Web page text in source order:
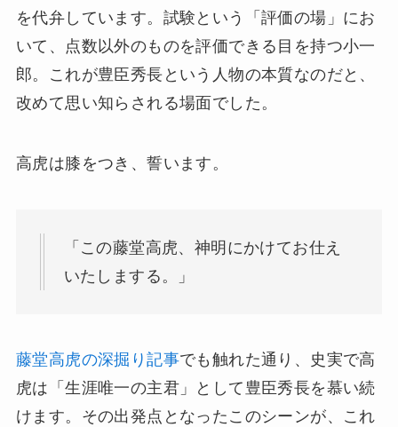
を代弁しています。試験という「評価の場」にお
いて、点数以外のものを評価できる目を持つ小一
郎。これが豊臣秀長という人物の本質なのだと、
改めて思い知らされる場面でした。
高虎は膝をつき、誓います。
「この藤堂高虎、神明にかけてお仕え
いたしまする。」
藤堂高虎の深掘り記事でも触れた通り、史実で高
虎は「生涯唯一の主君」として豊臣秀長を慕い続
けます。その出発点となったこのシーンが、これ